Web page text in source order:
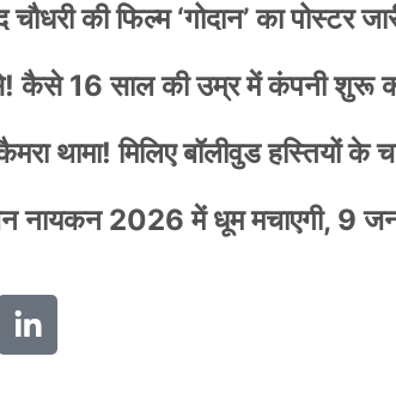
चौधरी की फिल्म ‘गोदान’ का
से! कैसे 16 साल की उम्र में कंपनी शुरू
थामा! मिलिए बॉलीवुड हस्तियों के
नायकन 2026 में धूम मचाएगी, 9